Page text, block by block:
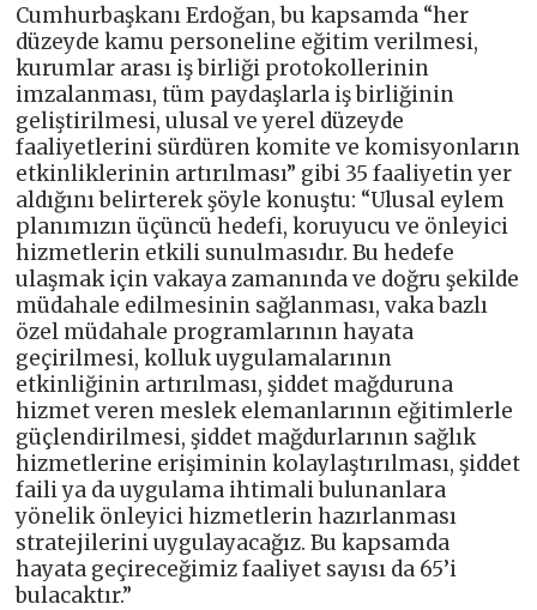
Cumhurbaşkanı Erdoğan, bu kapsamda “her
düzeyde kamu personeline eğitim verilmesi,
kurumlar arası iş birliği protokollerinin
imzalanması, tüm paydaşlarla iş birliğinin
geliştirilmesi, ulusal ve yerel düzeyde
faaliyetlerini sürdüren komite ve komisyonların
etkinliklerinin artırılması” gibi 35 faaliyetin yer
aldığını belirterek şöyle konuştu: “Ulusal eylem
planımızın üçüncü hedefi, koruyucu ve önleyici
hizmetlerin etkili sunulmasıdır. Bu hedefe
ulaşmak için vakaya zamanında ve doğru şekilde
müdahale edilmesinin sağlanması, vaka bazlı
özel müdahale programlarının hayata
geçirilmesi, kolluk uygulamalarının
etkinliğinin artırılması, şiddet mağduruna
hizmet veren meslek elemanlarının eğitimlerle
güçlendirilmesi, şiddet mağdurlarının sağlık
hizmetlerine erişiminin kolaylaştırılması, şiddet
faili ya da uygulama ihtimali bulunanlara
yönelik önleyici hizmetlerin hazırlanması
stratejilerini uygulayacağız. Bu kapsamda
hayata geçireceğimiz faaliyet sayısı da 65’i
bulacaktır.”